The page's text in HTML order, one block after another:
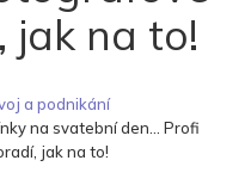
jak na to!
a podnikání
na svatební den... Profi
jak na to!